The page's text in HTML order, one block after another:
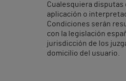
Cualesquiera
aplicación o
Condiciones serán
con la legislación
jurisdicción de los
domicilio del usuario.